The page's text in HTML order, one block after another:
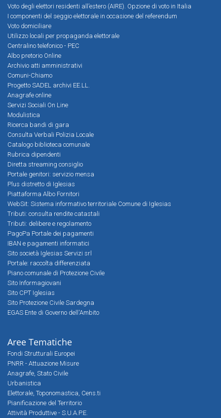
Voto degli elettori residenti all’estero (AIRE). Opzione di voto in Italia
I componenti del seggio elettorale in occasione del referendum
Voto domiciliare
Utilizzo locali per propaganda elettorale
Centralino telefonico - PEC
Albo pretorio Online
Archivio atti amministrativi
Comuni-Chiamo
Progetto SADEL archivi EE.LL.
Anagrafe online
Servizi Sociali On Line
Modulistica
Ricerca bandi di gara
Consulta Verbali Polizia Locale
Catalogo biblioteca comunale
Rubrica dipendenti
Diretta streaming consiglio
Portale genitori: servizio mensa
Plus distretto di Iglesias
Piattaforma Albo Fornitori
WebSit: Sistema informativo territoriale Comune di Iglesias
Tributi: consulta rendite catastali
Tributi: delibere e regolamento
PagoPa Portale dei pagamenti
IBAN e pagamenti informatici
Sito società Iglesias Servizi srl
Portale: raccolta differenziata
Piano comunale di Protezione Civile
Sito Informagiovani
Sito CPT Iglesias
Sito Protezione Civile Sardegna
EGAS Ente di Governo dell'Ambito
Aree Tematiche
Fondi Strutturali Europei
PNRR - Attuazione Misure
Anagrafe, Stato Civile
Urbanistica
Elettorale, Toponomastica, Cens.ti
Pianificazione del Territorio
Attività Produttive - S.U.A.P.E.